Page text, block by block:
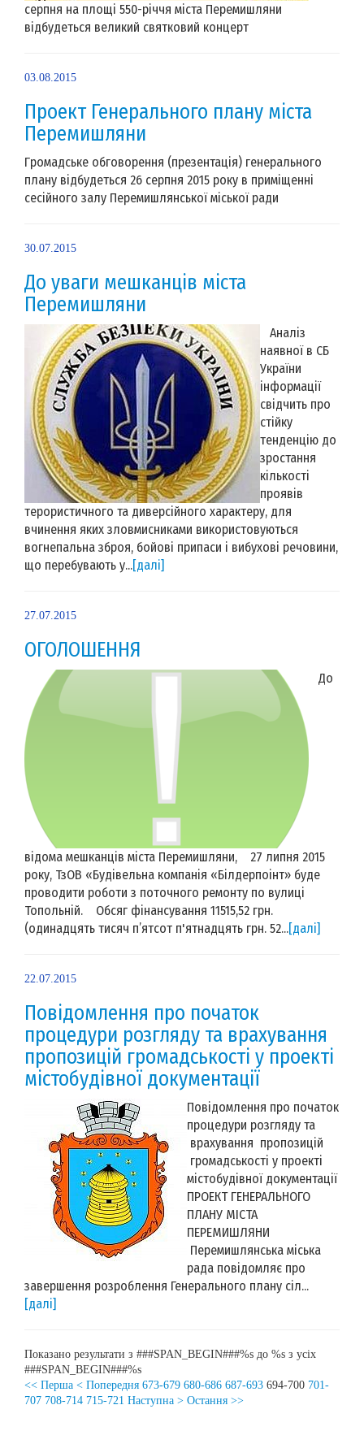
серпня на площі 550-річчя міста Перемишляни
відбудеться великий святковий концерт
03.08.2015
Проект Генерального плану міста
Перемишляни
Громадське обговорення (презентація) генерального
плану відбудеться 26 серпня 2015 року в приміщенні
сесійного залу Перемишлянської міської ради
30.07.2015
До уваги мешканців міста
Перемишляни
Аналіз
наявної в СБ
України
інформації
свідчить про
стійку
тенденцію до
зростання
кількості
проявів
терористичного та диверсійного характеру, для
вчинення яких зловмисниками використовуються
вогнепальна зброя, бойові припаси і вибухові речовини,
що перебувають у...[далі]
27.07.2015
ОГОЛОШЕННЯ
До
відома мешканців міста Перемишляни, 27 липня 2015
року, ТзОВ «Будівельна компанія «Білдерпоінт» буде
проводити роботи з поточного ремонту по вулиці
Топольній. Обсяг фінансування 11515,52 грн.
(одинадцять тисяч п’ятсот п'ятнадцять грн. 52...[далі]
22.07.2015
Повідомлення про початок
процедури розгляду та врахування
пропозицій громадськості у проекті
містобудівної документації
Повідомлення про початок
процедури розгляду та
врахування пропозицій
громадськості у проекті
містобудівної документації
ПРОЕКТ ГЕНЕРАЛЬНОГО
ПЛАНУ МІСТА
ПЕРЕМИШЛЯНИ
Перемишлянська міська
рада повідомляє про
завершення розроблення Генерального плану сіл...
[далі]
Показано результати з ###SPAN_BEGIN###%s до %s з усіх
###SPAN_BEGIN###%s
<< Перша < Попередня 673-679 680-686 687-693 694-700 701-
707 708-714 715-721 Наступна > Остання >>